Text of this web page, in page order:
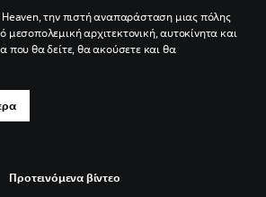
Heaven, την πιστή αναπαράσταση μιας πόλης
μεσοπολεμική αρχιτεκτονική, αυτοκίνητα και
που θα δείτε, θα ακούσετε και θα
Προτεινόμενα βίντεο